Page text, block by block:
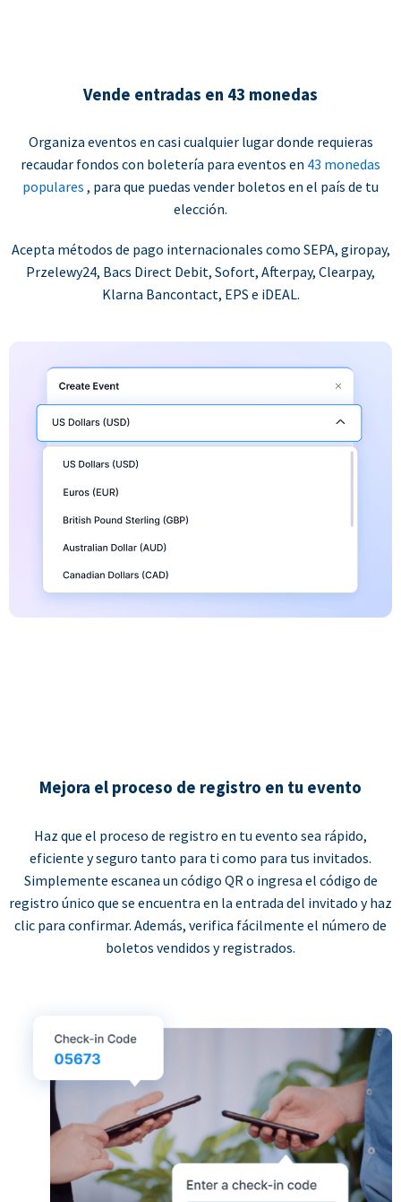
Vende entradas en 43 monedas
Organiza eventos en casi cualquier lugar donde requieras
recaudar fondos con boletería para eventos en 43 monedas
populares , para que puedas vender boletos en el país de tu
elección.
Acepta métodos de pago internacionales como SEPA, giropay,
Przelewy24, Bacs Direct Debit, Sofort, Afterpay, Clearpay,
Klarna Bancontact, EPS e iDEAL.
Mejora el proceso de registro en tu evento
Haz que el proceso de registro en tu evento sea rápido,
eficiente y seguro tanto para ti como para tus invitados.
Simplemente escanea un código QR o ingresa el código de
registro único que se encuentra en la entrada del invitado y haz
clic para confirmar. Además, verifica fácilmente el número de
boletos vendidos y registrados.